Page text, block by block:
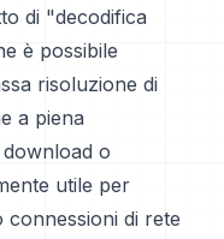
di "decodifica
è possibile
risoluzione di
a piena
o
utile per
connessioni di rete